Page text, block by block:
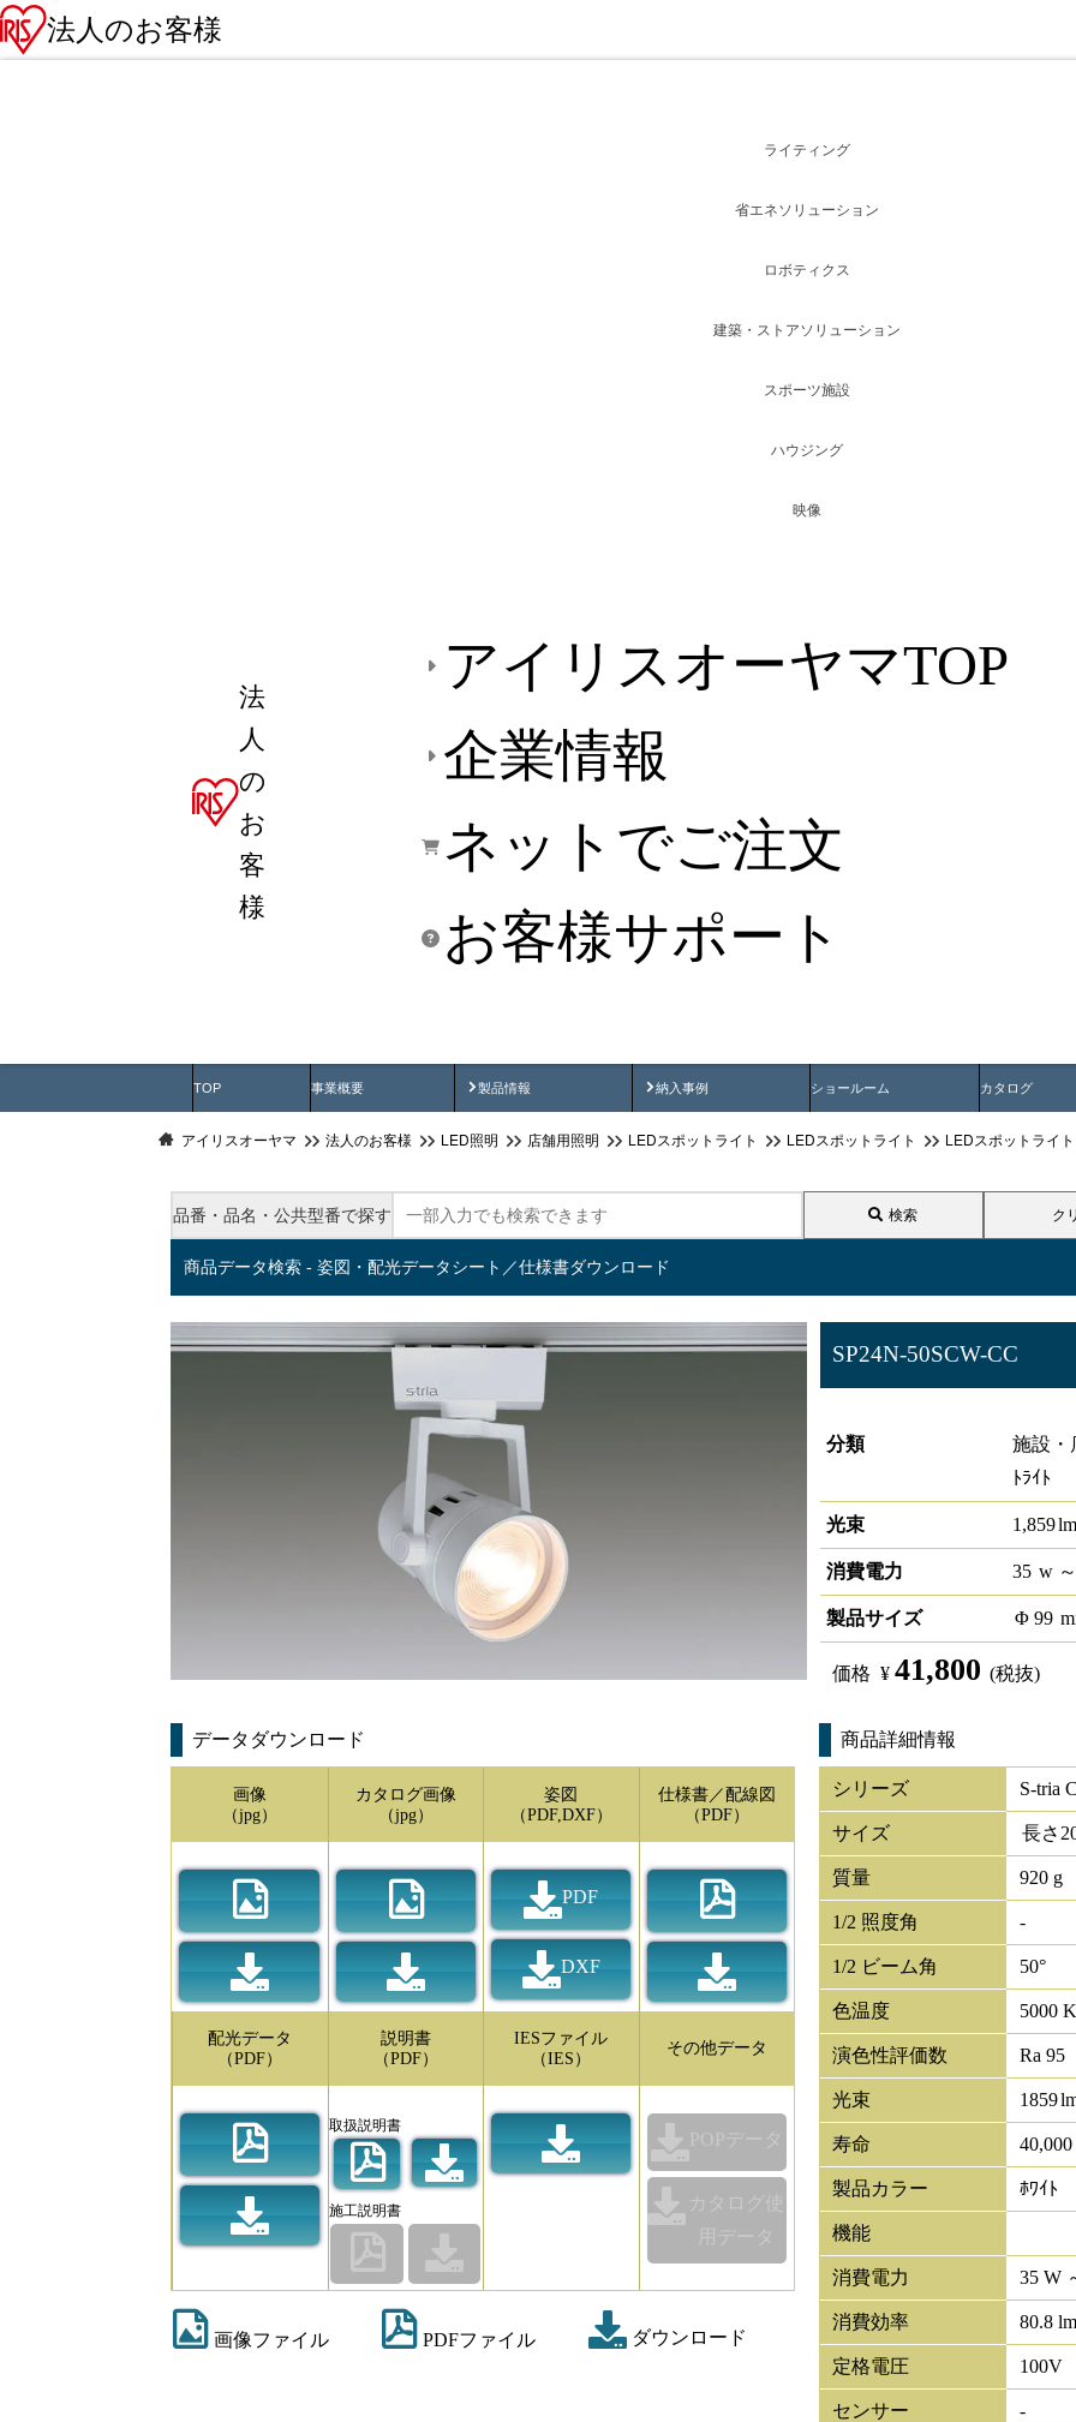
法人のお客様
法
人
の
お
客
様
アイリスオーヤマTOP
企業情報
ネットでご注文
お客様サポート
ライティング
省エネソリューション
ロボティクス
建築・ストアソリューション
スポーツ施設
ハウジング
映像
TOP 事業概要 製品情報
製品動画 納入事例
納入事例動画 ショールーム カタログ
アイリスオーヤマ 法人のお客様 LED照明 店舗用照明 LEDスポットライト LEDスポットライト LEDスポットライ
品番・品名・公共型番で探す 検索 ク
商品データ検索 - 姿図・配光データシート／仕様書ダウンロード
SP24N-50SCW-CC
分類
施設
ﾄﾗｲﾄ
光束 1,859lm
消費電力 35 w
製品サイズ Φ99
価格 ¥ 41,800 (税抜)
データダウンロード
画像
（jpg）
カタログ画像
（jpg）
姿図
（PDF,DXF）
PDF
DXF
仕様書／配線図
（PDF）
配光データ
（PDF）
説明書
（PDF）
取扱説明書
施工説明書
IESファイル
（IES）
その他データ
POPデータ
カタログ使
用データ
画像ファイル PDFファイル ダウンロード
商品詳細情報
シリーズ S-tria
サイズ 長さ
質量 920 g
1/2 照度角 -
1/2 ビーム角 50°
色温度 5000 K
演色性評価数 Ra 95
光束 1859
寿命
製品カラー ﾎﾜｲﾄ
機能
消費電力 35 W
消費効率 80.8
定格電圧 100V
センサー -